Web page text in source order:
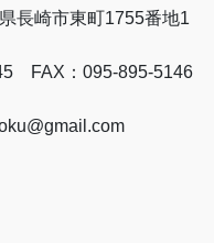
長崎市東町1755番地1
FAX：095-895-5146